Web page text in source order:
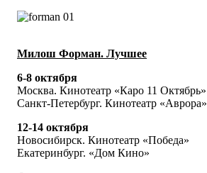
Милош Форман. Лучшее
6-8 октября
Москва. Кинотеатр «Каро 11 Октябрь»
Санкт-Петербург. Кинотеатр «Аврора»
12-14 октября
Новосибирск. Кинотеатр «Победа»
Екатеринбург. «Дом Кино»